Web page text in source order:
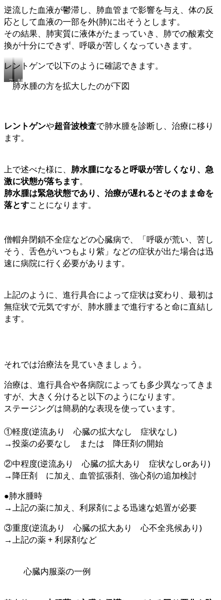
逆流した血液が鬱滞し、肺血管まで影響を与え、体の反
応として血液の一部を外(肺)に出そうとします。
その結果、肺実質に液体がたまっていき、肺での酸素交
換が十分にできず、呼吸が苦しくなっていきます。
レントゲンで以下のように確認できます。
正
常
肺
水
肺水腫の方を拡大したのが下図
レントゲンや超音波検査で肺水腫を診断し、治療に移り
ます。
上で述べた様に、 肺水腫になると呼吸が苦しくなり、急
激に状態が落ちます。
肺水腫は緊急状態であり、治療が遅れるとそのまま命を
落とすことになります。
僧帽弁閉鎖不全症などの心臓病で、「呼吸が荒い、苦し
そう、舌色がいつもより紫」などの症状が出た場合は迅
速に病院に行く必要があります。
上記のように、進行具合によって症状は変わり、最初は
無症状で元気ですが、肺水腫まで進行すると命に直結し
ます。
それでは治療法を見ていきましょう。
治療は、進行具合や各病院によっても多少異なってきま
すが、大きく分けると以下のようになります。
ステージングは簡易的な表現を使っています。
①軽度(逆流あり 心臓の拡大なし 症状なし)
→投薬の必要なし または 降圧剤の開始
②中程度(逆流あり 心臓の拡大あり 症状なしorあり)
→降圧剤 に加え、血管拡張剤、強心剤の追加検討
●肺水腫時
→上記の薬に加え、利尿剤による迅速な処置が必要
③重度(逆流あり 心臓の拡大あり 心不全兆候あり)
→上記の薬 + 利尿剤など
心臓内服薬の一例